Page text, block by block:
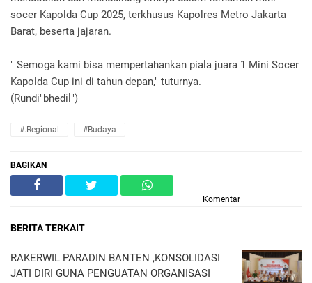
socer Kapolda Cup 2025, terkhusus Kapolres Metro Jakarta
Barat, beserta jajaran.
" Semoga kami bisa mempertahankan piala juara 1 Mini Socer
Kapolda Cup ini di tahun depan," tuturnya.
(Rundi"bhedil")
#.Regional #Budaya
BAGIKAN
Komentar
BERITA TERKAIT
RAKERWIL PARADIN BANTEN ,KONSOLIDASI
JATI DIRI GUNA PENGUATAN ORGANISASI